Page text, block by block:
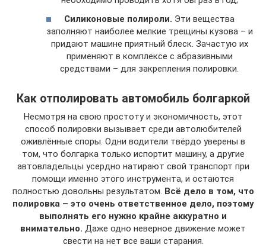
Силиконовые полироли. Эти вещества
заполняют наиболее мелкие трещины кузова – и
придают машине приятный блеск. Зачастую их
применяют в комплексе с абразивными
средствами – для закрепления полировки.
Как отполировать автомобиль болгаркой
Несмотря на свою простоту и экономичность, этот
способ полировки вызывает среди автолюбителей
оживлённые споры. Одни водители твёрдо уверены в
том, что болгарка только испортит машину, а другие
автовладельцы усердно натирают свой транспорт при
помощи именно этого инструмента, и остаются
полностью довольны результатом. Всё дело в том, что
полировка – это очень ответственное дело, поэтому
выполнять его нужно крайне аккуратно и
внимательно. Даже одно неверное движение может
свести на нет все ваши старания.